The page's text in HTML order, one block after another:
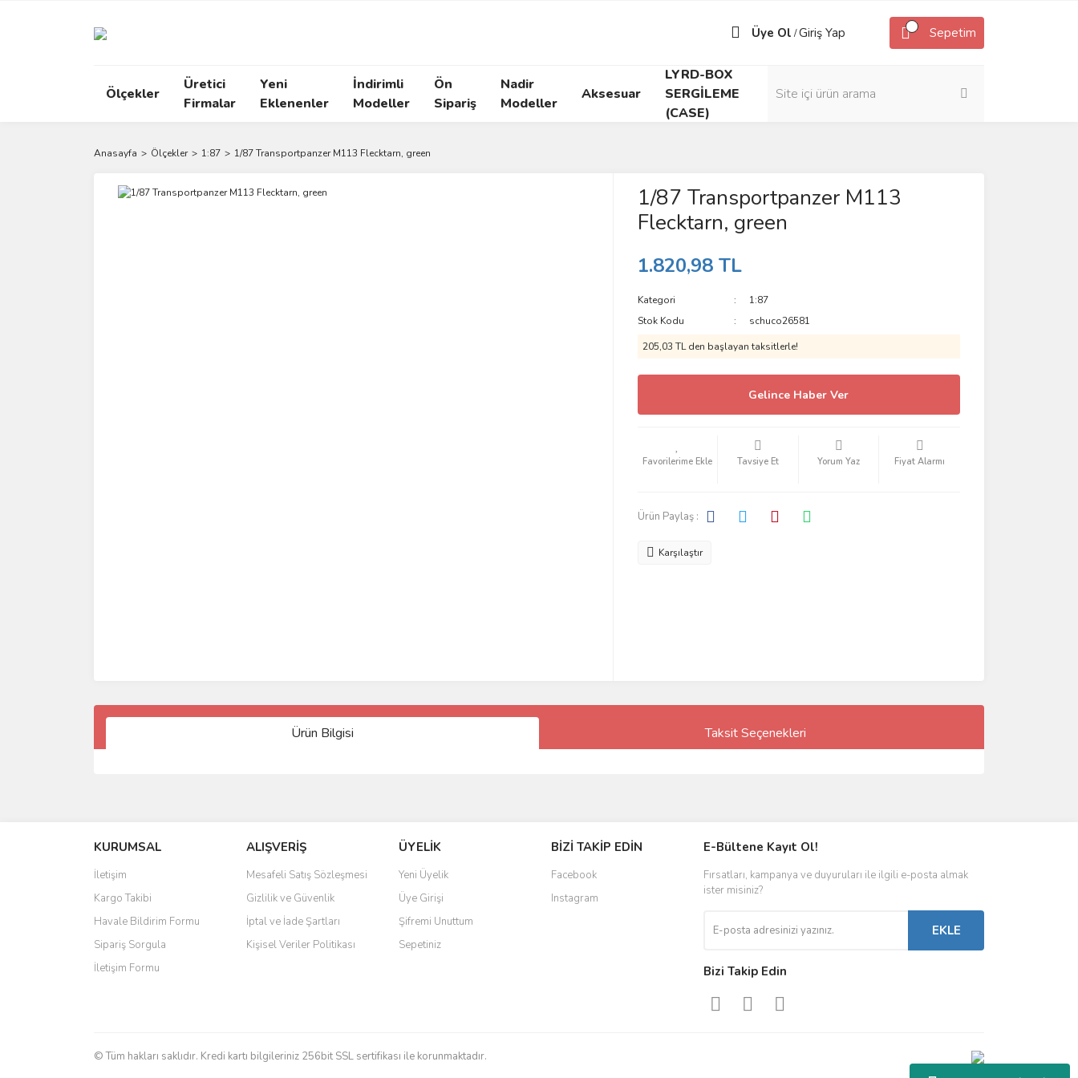
Üye Ol /Giriş Yap Sepetim
Ölçekler
Üretici
Firmalar
Yeni
Eklenenler
İndirimli
Modeller
Ön
Sipariş
Nadir
Modeller
Aksesuar
LYRD-BOX
SERGİLEME
(CASE)
Anasayfa Ölçekler 1:87 1/87 Transportpanzer M113 Flecktarn, green
1/87 Transportpanzer M113
Flecktarn, green
1.820,98 TL
Kategori
1:87
Stok Kodu
schuco26581
205,03 TL den başlayan taksitlerle!
Gelince Haber Ver
Tavsiye Et Yorum Yaz Fiyat Alarmı
Ürün Paylaş :
Karşılaştır
Ürün Bilgisi Taksit Seçenekleri
KURUMSAL
İletişim
Kargo Takibi
Havale Bildirim Formu
Sipariş Sorgula
İletişim Formu
ALIŞVERİŞ
Mesafeli Satış Sözleşmesi
Gizlilik ve Güvenlik
İptal ve İade Şartları
Kişisel Veriler Politikası
ÜYELİK
Yeni Üyelik
Üye Girişi
Şifremi Unuttum
Sepetiniz
BİZİ TAKİP EDİN
Facebook
Instagram
E-Bültene Kayıt Ol!
Fırsatları, kampanya ve duyuruları ile ilgili e-posta almak
ister misiniz?
EKLE
Bizi Takip Edin
© Tüm hakları saklıdır. Kredi kartı bilgileriniz 256bit SSL sertifikası ile korunmaktadır.